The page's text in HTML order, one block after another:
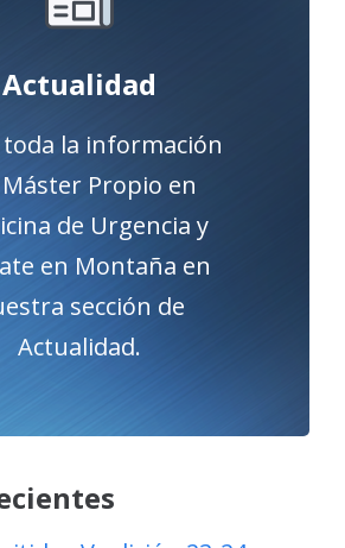
Actualidad
toda la información
Propio en
de Urgencia y
en Montaña en
sección de
Actualidad.
de Actualidad.
Acceder